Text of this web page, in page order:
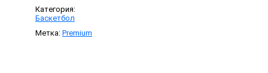
Категория:
Баскетбол
Метка: Premium